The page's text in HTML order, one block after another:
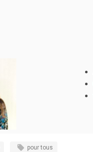
pour tous